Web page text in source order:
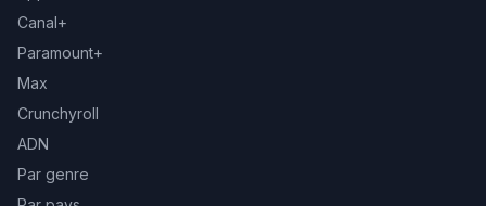
Canal+
Paramount+
Max
Crunchyroll
ADN
Par genre